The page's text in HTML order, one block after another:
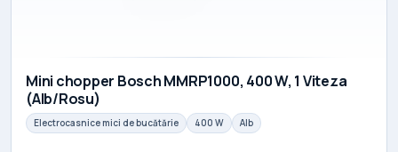
Mini chopper Bosch MMRP1000, 400 W, 1 Viteza
(Alb/Rosu)
Electrocasnice mici de bucătărie 400 W Alb